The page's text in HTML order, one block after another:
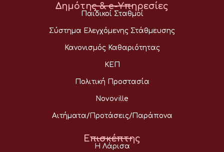
Δημότης & e-Υπηρεσίες
Παιδικοί Σταθμοί
Σύστημα Ελεγχόμενης Στάθμευσης
Κανονισμός Καθαριότητας
ΚΕΠ
Πολιτική Προστασία
Novoville
Αιτήματα/Προτάσεις/Παράπονα
Επισκέπτης
Η Λάρισα